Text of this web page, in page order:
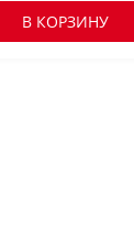
В КОРЗИНУ